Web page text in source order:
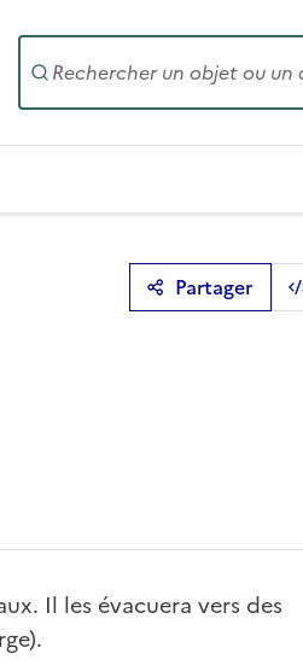
Partager
Il les évacuera vers des